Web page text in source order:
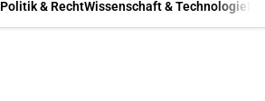
Politik & RechtWissenschaft & Technologie